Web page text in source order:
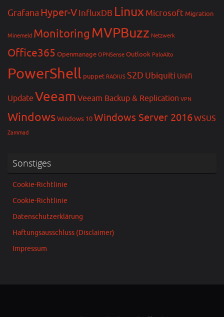
Grafana Hyper-VInfluxDB Linux Microsoft Migration
Minemeld Monitoring MVPBuzz Netzwerk
Office365 Openmanage OPNSense Outlook PaloAlto
PowerShell puppet RADIUS S2D Ubiquiti Unifi
Update Veeam Veeam Backup & Replication VPN
WindowsWindows 10Windows Server 2016WSUS
Zammad
Sonstiges
Cookie-Richtlinie
Cookie-Richtlinie
Datenschutzerklärung
Haftungsausschluss (Disclaimer)
Impressum